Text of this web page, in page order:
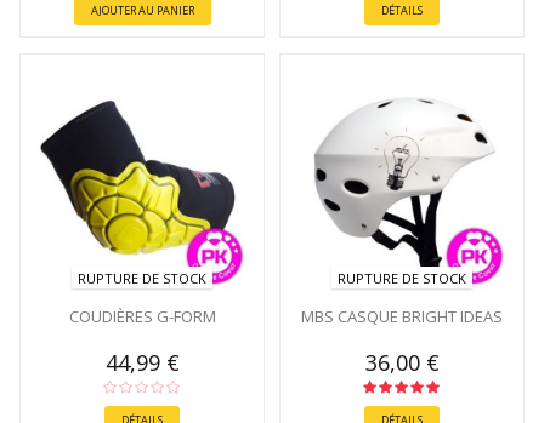
AJOUTER AU PANIER DÉTAILS
RUPTURE DE STOCK
COUDIÈRES G-FORM
44,99 €
RUPTURE DE STOCK
MBS CASQUE BRIGHT IDEAS
36,00 €